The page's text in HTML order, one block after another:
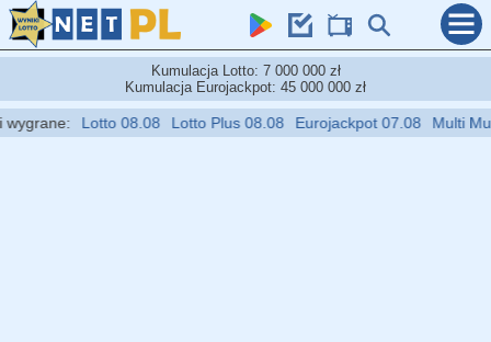
Kumulacja Lotto: 7 000 000 zł
Kumulacja Eurojackpot: 45 000 000 zł
Lotto 08.08 Lotto Plus 08.08 Eurojackpot 07.08 Multi Multi